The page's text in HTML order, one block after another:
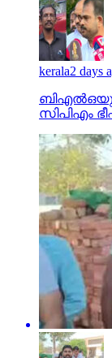
kerala2 days
സിപിഎം